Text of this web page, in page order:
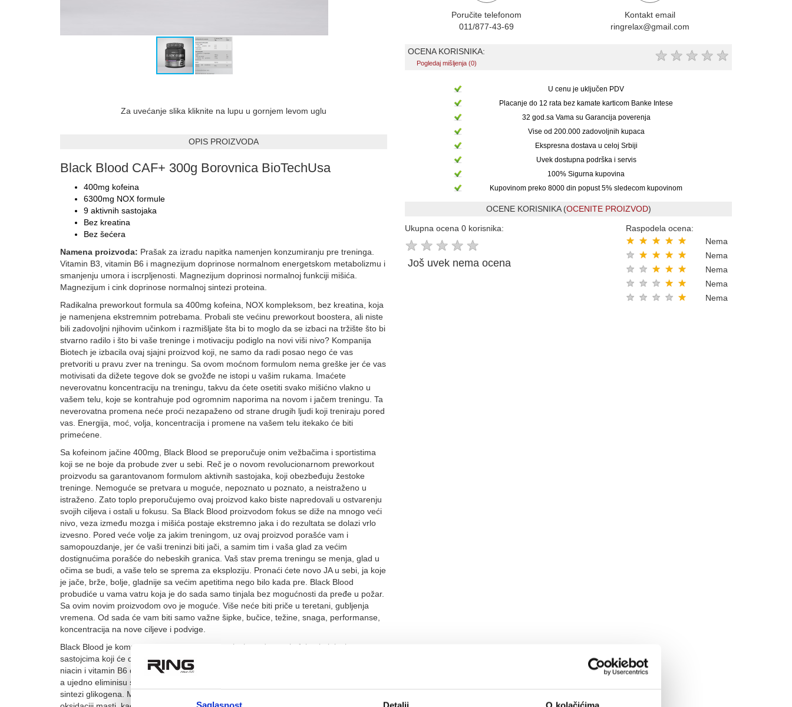
Za uvećanje slika kliknite na lupu u gornjem levom uglu
OPIS PROIZVODA
Black Blood CAF+ 300g Borovnica BioTechUsa
400mg kofeina
6300mg NOX formule
9 aktivnih sastojaka
Bez kreatina
Bez šećera
Namena proizvoda: Prašak za izradu napitka namenjen konzumiranju pre treninga.
Vitamin B3, vitamin B6 i magnezijum doprinose normalnom energetskom metabolizmu i
smanjenju umora i iscrpljenosti. Magnezijum doprinosi normalnoj funkciji mišića.
Magnezijum i cink doprinose normalnoj sintezi proteina.
Radikalna preworkout formula sa 400mg kofeina, NOX kompleksom, bez kreatina, koja
je namenjena ekstremnim potrebama. Probali ste većinu preworkout boostera, ali niste
bili zadovoljni njihovim učinkom i razmišljate šta bi to moglo da se izbaci na tržište što bi
stvarno radilo i što bi vaše treninge i motivaciju podiglo na novi viši nivo? Kompanija
Biotech je izbacila ovaj sjajni proizvod koji, ne samo da radi posao nego će vas
pretvoriti u pravu zver na treningu. Sa ovom moćnom formulom nema greške jer će vas
motivisati da dižete tegove dok se gvožđe ne istopi u vašim rukama. Imaćete
neverovatnu koncentraciju na treningu, takvu da ćete osetiti svako mišićno vlakno u
vašem telu, koje se kontrahuje pod ogromnim naporima na novom i jačem treningu. Ta
neverovatna promena neće proći nezapaženo od strane drugih ljudi koji treniraju pored
vas. Energija, moć, volja, koncentracija i promene na vašem telu itekako će biti
primećene.
Sa kofeinom jačine 400mg, Black Blood se preporučuje onim vežbačima i sportistima
koji se ne boje da probude zver u sebi. Reč je o novom revolucionarnom preworkout
proizvodu sa garantovanom formulom aktivnih sastojaka, koji obezbeđuju žestoke
treninge. Nemoguće se pretvara u moguće, nepoznato u poznato, a neistraženo u
istraženo. Zato toplo preporučujemo ovaj proizvod kako biste napredovali u ostvarenju
svojih ciljeva i ostali u fokusu. Sa Black Blood proizvodom fokus se diže na mnogo veći
nivo, veza između mozga i mišića postaje ekstremno jaka i do rezultata se dolazi vrlo
izvesno. Pored veće volje za jakim treningom, uz ovaj proizvod porašće vam i
samopouzdanje, jer će vaši treninzi biti jači, a samim tim i vaša glad za većim
dostignućima porašće do nebeskih granica. Vaš stav prema treningu se menja, glad u
očima se budi, a vaše telo se sprema za eksploziju. Pronaći ćete novo JA u sebi, ja koje
je jače, brže, bolje, gladnije sa većim apetitima nego bilo kada pre. Black Blood
probudiće u vama vatru koja je do sada samo tinjala bez mogućnosti da pređe u požar.
Sa ovim novim proizvodom ovo je moguće. Više neće biti priče u teretani, gubljenja
vremena. Od sada će vam biti samo važne šipke, bučice, težine, snaga, performanse,
koncentracija na nove ciljeve i podvige.
Black Blood je kompleks koji je napravljen sa visokom dozom kofeina i aktivnim
sastojcima koji će doprineti produkciji nitrogen monoksida i karnozina. Magnezijum,
niacin i vitamin B6 doprinose normalizaciji energetskog balansa i metaboličkih procesa,
a ujedno eliminisu stres i umor. Vitamin B6 doprinosi normalnoj proteinskoj sintezi kao i
sintezi glikogena. Magnezijum doprinosi normalnoj funkciji mišića, cink metabolizmu i
Poručite telefonom
011/877-43-69
Kontakt email
ringrelax@gmail.com
OCENA KORISNIKA:
Pogledaj mišljenja (0) ★ ★ ★ ★ ★
U cenu je uključen PDV
Placanje do 12 rata bez kamate karticom Banke Intese
32 god.sa Vama su Garancija poverenja
Vise od 200.000 zadovoljnih kupaca
Ekspresna dostava u celoj Srbiji
Uvek dostupna podrška i servis
100% Sigurna kupovina
Kupovinom preko 8000 din popust 5% sledecom kupovinom
OCENE KORISNIKA (OCENITE PROIZVOD)
Ukupna ocena 0 korisnika:
★ ★ ★ ★ ★
Još uvek nema ocena
Raspodela ocena:
★
★
★
★
★ Nema
★
★
★
★
★ Nema
★
★
★
★
★ Nema
★
★
★
★
★ Nema
★
★
★
★
★ Nema